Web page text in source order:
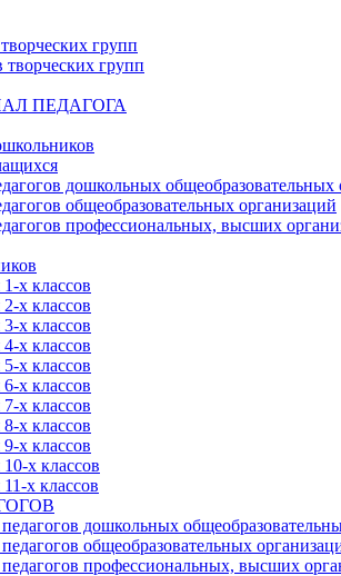
групп
творческих групп
ПЕДАГОГА
дошкольных общеобразовательных
общеобразовательных организаций
профессиональных, высших
х классов
х классов
х классов
х классов
х классов
х классов
х классов
х классов
х классов
х классов
х классов
дошкольных
общеобразовательных
профессиональных, высших